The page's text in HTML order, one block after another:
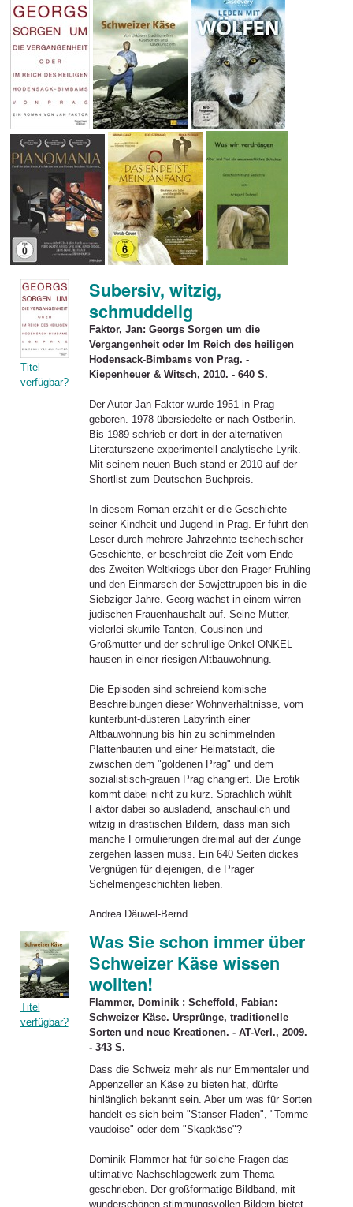
Titel
verfügbar?
Subersiv, witzig,
schmuddelig
Faktor, Jan: Georgs Sorgen um die
Vergangenheit oder Im Reich des heiligen
Hodensack-Bimbams von Prag. -
Kiepenheuer & Witsch, 2010. - 640 S.
Der Autor Jan Faktor wurde 1951 in Prag
geboren. 1978 übersiedelte er nach Ostberlin.
Bis 1989 schrieb er dort in der alternativen
Literaturszene experimentell-analytische Lyrik.
Mit seinem neuen Buch stand er 2010 auf der
Shortlist zum Deutschen Buchpreis.
In diesem Roman erzählt er die Geschichte
seiner Kindheit und Jugend in Prag. Er führt den
Leser durch mehrere Jahrzehnte tschechischer
Geschichte, er beschreibt die Zeit vom Ende
des Zweiten Weltkriegs über den Prager Frühling
und den Einmarsch der Sowjettruppen bis in die
Siebziger Jahre. Georg wächst in einem wirren
jüdischen Frauenhaushalt auf. Seine Mutter,
vielerlei skurrile Tanten, Cousinen und
Großmütter und der schrullige Onkel ONKEL
hausen in einer riesigen Altbauwohnung.
Die Episoden sind schreiend komische
Beschreibungen dieser Wohnverhältnisse, vom
kunterbunt-düsteren Labyrinth einer
Altbauwohnung bis hin zu schimmelnden
Plattenbauten und einer Heimatstadt, die
zwischen dem "goldenen Prag" und dem
sozialistisch-grauen Prag changiert. Die Erotik
kommt dabei nicht zu kurz. Sprachlich wühlt
Faktor dabei so ausladend, anschaulich und
witzig in drastischen Bildern, dass man sich
manche Formulierungen dreimal auf der Zunge
zergehen lassen muss. Ein 640 Seiten dickes
Vergnügen für diejenigen, die Prager
Schelmengeschichten lieben.
Andrea Däuwel-Bernd
Titel
verfügbar?
Was Sie schon immer über
Schweizer Käse wissen
wollten!
Flammer, Dominik ; Scheffold, Fabian:
Schweizer Käse. Ursprünge, traditionelle
Sorten und neue Kreationen. - AT-Verl., 2009.
- 343 S.
Dass die Schweiz mehr als nur Emmentaler und
Appenzeller an Käse zu bieten hat, dürfte
hinlänglich bekannt sein. Aber um was für Sorten
handelt es sich beim "Stanser Fladen", "Tomme
vaudoise" oder dem "Skapkäse"?
Dominik Flammer hat für solche Fragen das
ultimative Nachschlagewerk zum Thema
geschrieben. Der großformatige Bildband, mit
wunderschönen stimmungsvollen Bildern bietet